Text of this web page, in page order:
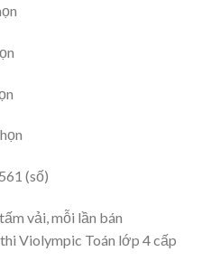
(số)
vải, mỗi lần bán